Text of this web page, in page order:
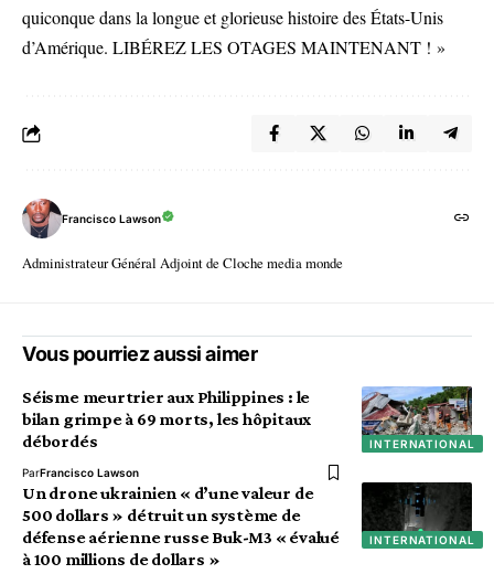
quiconque dans la longue et glorieuse histoire des États-Unis
d’Amérique. LIBÉREZ LES OTAGES MAINTENANT ! »
Francisco Lawson
Administrateur Général Adjoint de Cloche media monde
Vous pourriez aussi aimer
INTERNATIONAL
Séisme meurtrier aux Philippines : le
bilan grimpe à 69 morts, les hôpitaux
débordés
ParFrancisco Lawson
INTERNATIONAL
Un drone ukrainien « d’une valeur de
500 dollars » détruit un système de
défense aérienne russe Buk-M3 « évalué
à 100 millions de dollars »